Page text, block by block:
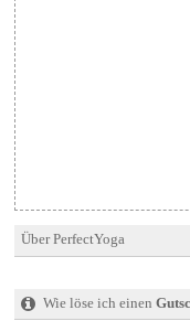
Über PerfectYoga
Wie löse ich einen